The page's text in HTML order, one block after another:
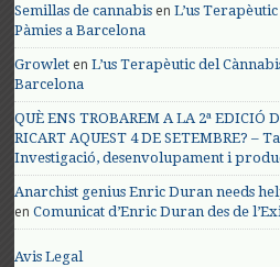
Semillas de cannabis enL’us
Pàmies a Barcelona
Growlet enL’us Terapèutic del
Barcelona
QUÈ ENS TROBAREM A LA 2ª EDICIÓ
RICART AQUEST 4 DE SETEMBRE? –
Investigació, desenvolupament i
Anarchist genius Enric Duran needs
enComunicat d’Enric Duran des de
Avis Legal